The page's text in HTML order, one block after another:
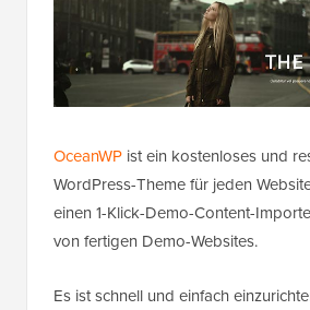
OceanWP ist ein kostenloses und
WordPress-Theme für jeden
einen 1-Klick-Demo-Content-
von fertigen Demo-Websites.
Es ist schnell und einfach